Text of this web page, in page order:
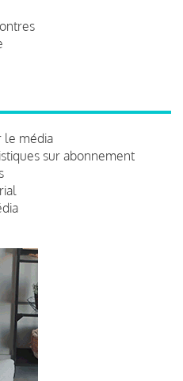
le média
sur abonnement